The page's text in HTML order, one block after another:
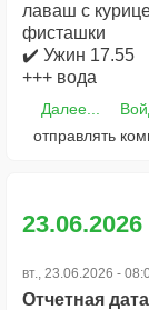
лаваш с
фисташки
✔️ Ужин 17.55
+++ вода
Далее...
отправлять
23.06.2026
вт., 23.06.2026 -
Отчетная